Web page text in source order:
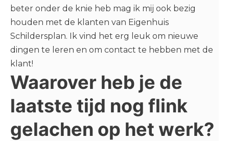
beter onder de knie heb mag ik mij ook bezig
houden met de klanten van Eigenhuis
Schildersplan. Ik vind het erg leuk om nieuwe
dingen te leren en om contact te hebben met de
klant!
Waarover heb je de
laatste tijd nog flink
gelachen op het werk?